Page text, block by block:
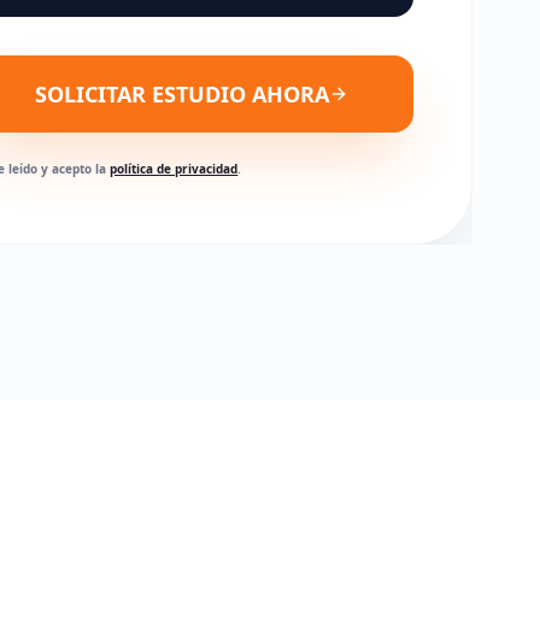
SOLICITAR ESTUDIO AHORA
leído y acepto lapolítica de privacidad.